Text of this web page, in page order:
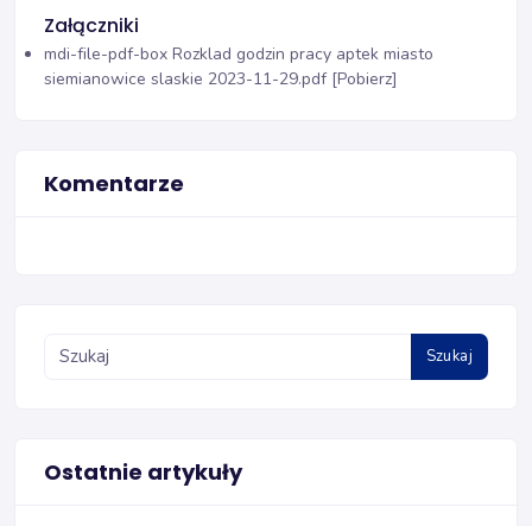
Załączniki
mdi-file-pdf-box Rozklad godzin pracy aptek miasto
siemianowice slaskie 2023-11-29.pdf [Pobierz]
Komentarze
Szukaj
Ostatnie artykuły